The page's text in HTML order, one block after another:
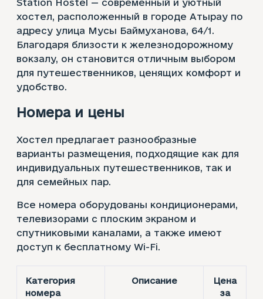
Station Hostel — современный и уютный
хостел, расположенный в городе Атырау по
адресу улица Мусы Баймуханова, 64/1.
Благодаря близости к железнодорожному
вокзалу, он становится отличным выбором
для путешественников, ценящих комфорт и
удобство.
Номера и цены
Хостел предлагает разнообразные
варианты размещения, подходящие как для
индивидуальных путешественников, так и
для семейных пар.
Все номера оборудованы кондиционерами,
телевизорами с плоским экраном и
спутниковыми каналами, а также имеют
доступ к бесплатному Wi-Fi.
Категория
номера
Описание
Цена
за